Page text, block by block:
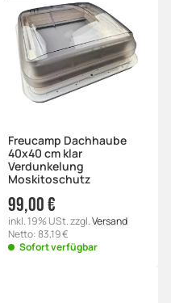
Freucamp Dachhaube
40x40 cm klar
Verdunkelung
Moskitoschutz
99,00 €
inkl. 19% USt. zzgl.Versand
Netto: 83,19 €
Sofort verfügbar